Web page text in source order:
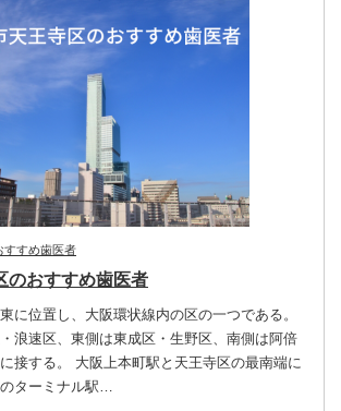
すすめ歯医者
のおすすめ歯医者
に位置し、大阪環状線内の区の一つである。
浪速区、東側は東成区・生野区、南側は阿倍
接する。 大阪上本町駅と天王寺区の最南端に
ターミナル駅…